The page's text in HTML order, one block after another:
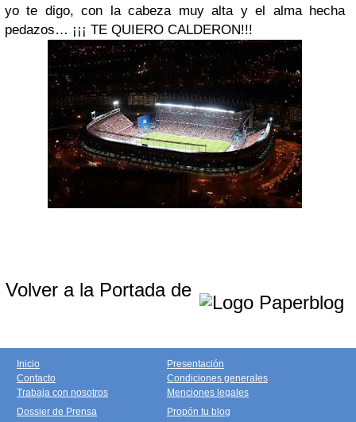
yo te digo, con la cabeza muy alta y el alma hecha
pedazos… ¡¡¡ TE QUIERO CALDERON!!!
Volver a la Portada de
Inicio
Contacto
Trabaja con nosotros
Presentación
Condiciones generales
Menciones legales
Dossier de Prensa
Propón tu blog